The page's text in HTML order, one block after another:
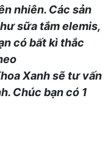
nhiên. Các sản
sữa tắm elemis,
có bất kì thắc
Xanh sẽ tư vấn
Chúc bạn có 1